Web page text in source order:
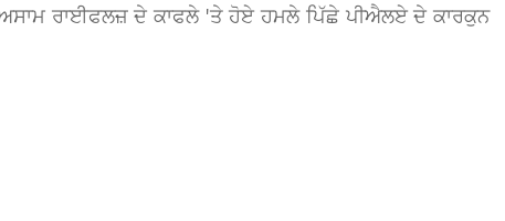
ਰਾਈਫਲਜ਼ ਦੇ ਕਾਫਲੇ 'ਤੇ ਹੋਏ ਹਮਲੇ ਪਿੱਛੇ ਪੀਐਲਏ ਦੇ ਕਾਰਕੁਨ